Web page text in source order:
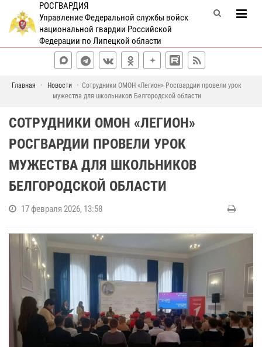
РОСГВАРДИЯ
Управление Федеральной службы войск
национальной гвардии Российской
Федерации по Липецкой области
Главная Новости
Сотрудники ОМОН «Легион» Росгвардии провели урок
мужества для школьников Белгородской области
СОТРУДНИКИ ОМОН «ЛЕГИОН»
РОСГВАРДИИ ПРОВЕЛИ УРОК
МУЖЕСТВА ДЛЯ ШКОЛЬНИКОВ
БЕЛГОРОДСКОЙ ОБЛАСТИ
17 февраля 2026, 13:58